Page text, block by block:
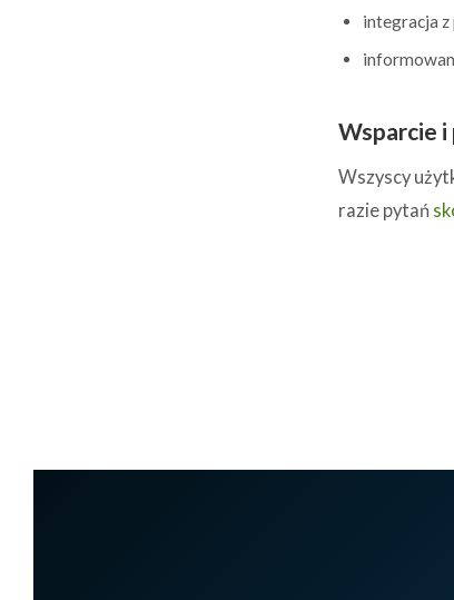
integracja
Wsparcie i
Wszyscy
razie pytań